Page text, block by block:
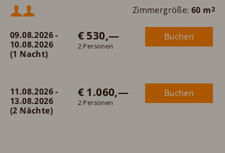
herrlichen Panoramablick. Herzlich willkommen in
unserer Suite Drachengold!
Mindestbelegung:
Maximalbelegung:
Zimmergröße: 60 m2
09.08.2026 -
10.08.2026
(1 Nacht)
€ 530,—
2 Personen
Buchen
11.08.2026 -
13.08.2026
(2 Nächte)
€ 1.060,—
2 Personen
Buchen